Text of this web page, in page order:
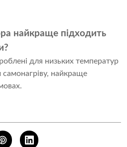
найкраще підходить
для низьких температур
найкраще